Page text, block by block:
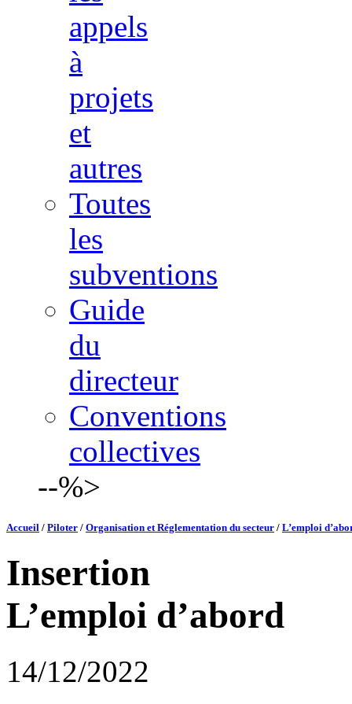
appels
à
projets
et
autres
Toutes
les
subventions
Guide
du
directeur
Conventions
collectives
--%>
Accueil / Piloter / Organisation et Réglementation du secteur / L’emploi
Insertion
L’emploi d’abord
14/12/2022